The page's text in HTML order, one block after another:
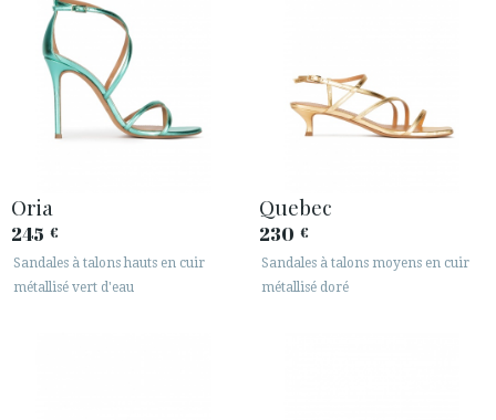
Oria
245 €
Sandales à talons hauts en cuir
métallisé vert d'eau
Quebec
230 €
Sandales à talons moyens en cuir
métallisé doré